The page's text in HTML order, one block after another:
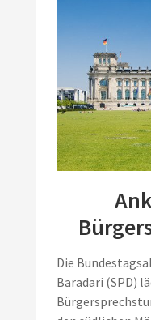
Die
Baradari (SPD)